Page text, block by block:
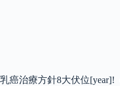
乳癌治療方針8大伏位[year]!